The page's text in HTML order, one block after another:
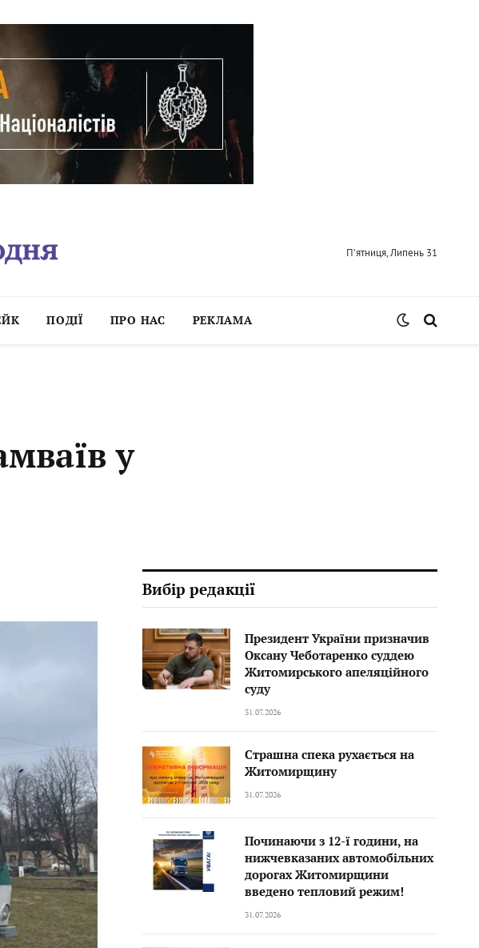
П’ятниця, Липень 31
ПОДІЇ ПРО НАС РЕКЛАМА
у
Вибір редакції
Президент України призначив
Оксану Чеботаренко суддею
Житомирського апеляційного
суду
31.07.2026
Страшна спека рухається на
Житомирщину
31.07.2026
Починаючи з 12-ї години, на
нижчевказаних автомобільних
дорогах Житомирщини
введено тепловий режим!
31.07.2026